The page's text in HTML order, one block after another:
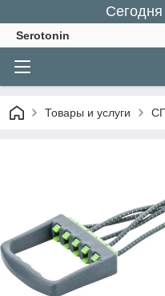
Serotonin
Товары и услуги